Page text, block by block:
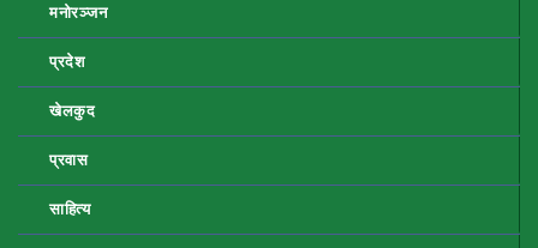
मनोरञ्जन
प्रदेश
खेलकुद
प्रवास
साहित्य